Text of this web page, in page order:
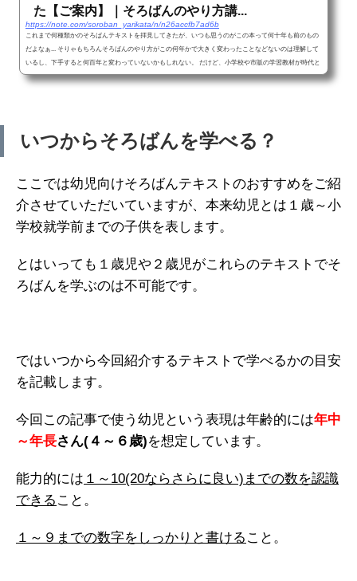
た【ご案内】｜そろばんのやり方講...
https://note.com/soroban_yarikata/n/n26accfb7ad6b
これまで何種類かのそろばんテキストを拝見してきたが、いつも思うのがこの本って何十年も前のもの
だよなぁ... そりゃもちろんそろばんのやり方がこの何年かで大きく変わったことなどないのは理解して
いるし、下手すると何百年と変わっていないかもしれない。 だけど、小学校や市販の学習教材が時代と
共により分かりやすく変化しているのに対し、そろばんのテキストを見ていると昭和感をふんだんに味
いつからそろばんを学べる？
ここでは幼児向けそろばんテキストのおすすめをご紹
介させていただいていますが、本来幼児とは１歳～小
学校就学前までの子供を表します。
とはいっても１歳児や２歳児がこれらのテキストでそ
ろばんを学ぶのは不可能です。
ではいつから今回紹介するテキストで学べるかの目安
を記載します。
今回この記事で使う幼児という表現は年齢的には年中
～年長さん(４～６歳)を想定しています。
能力的には １～10(20ならさらに良い)までの数を認識
できる こと。
１～９までの数字をしっかりと書ける こと。